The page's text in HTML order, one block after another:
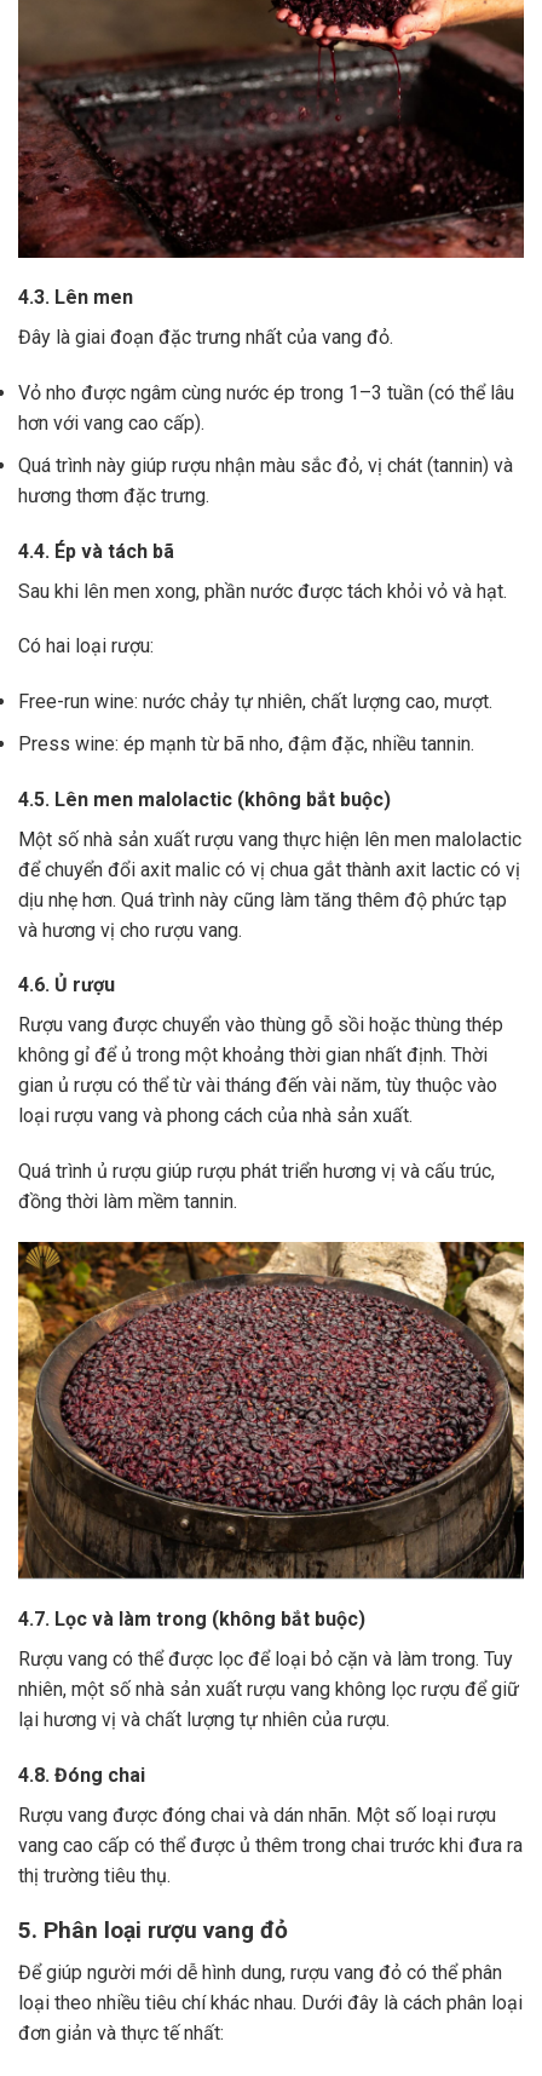
4.3. Lên men
Đây là giai đoạn đặc trưng nhất của vang đỏ.
Vỏ nho được ngâm cùng nước ép trong 1–3 tuần (có thể lâu
hơn với vang cao cấp).
Quá trình này giúp rượu nhận màu sắc đỏ, vị chát (tannin) và
hương thơm đặc trưng.
4.4. Ép và tách bã
Sau khi lên men xong, phần nước được tách khỏi vỏ và hạt.
Có hai loại rượu:
Free-run wine: nước chảy tự nhiên, chất lượng cao, mượt.
Press wine: ép mạnh từ bã nho, đậm đặc, nhiều tannin.
4.5. Lên men malolactic (không bắt buộc)
Một số nhà sản xuất rượu vang thực hiện lên men malolactic
để chuyển đổi axit malic có vị chua gắt thành axit lactic có vị
dịu nhẹ hơn. Quá trình này cũng làm tăng thêm độ phức tạp
và hương vị cho rượu vang.
4.6. Ủ rượu
Rượu vang được chuyển vào thùng gỗ sồi hoặc thùng thép
không gỉ để ủ trong một khoảng thời gian nhất định. Thời
gian ủ rượu có thể từ vài tháng đến vài năm, tùy thuộc vào
loại rượu vang và phong cách của nhà sản xuất.
Quá trình ủ rượu giúp rượu phát triển hương vị và cấu trúc,
đồng thời làm mềm tannin.
4.7. Lọc và làm trong (không bắt buộc)
Rượu vang có thể được lọc để loại bỏ cặn và làm trong. Tuy
nhiên, một số nhà sản xuất rượu vang không lọc rượu để giữ
lại hương vị và chất lượng tự nhiên của rượu.
4.8. Đóng chai
Rượu vang được đóng chai và dán nhãn. Một số loại rượu
vang cao cấp có thể được ủ thêm trong chai trước khi đưa ra
thị trường tiêu thụ.
5. Phân loại rượu vang đỏ
Để giúp người mới dễ hình dung, rượu vang đỏ có thể phân
loại theo nhiều tiêu chí khác nhau. Dưới đây là cách phân loại
đơn giản và thực tế nhất: